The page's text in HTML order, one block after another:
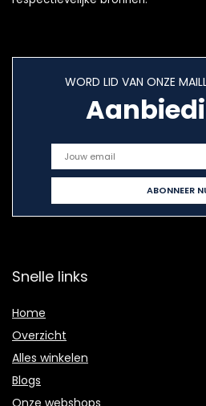
WORD LID VAN ONZE
Snelle links
Home
Overzicht
Alles winkelen
Blogs